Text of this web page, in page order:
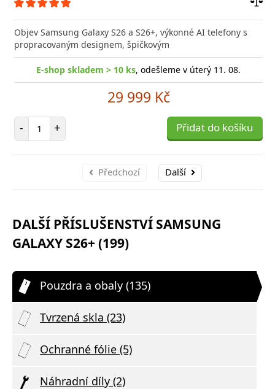
Objev Samsung Galaxy S26 a S26+, výkonné AI telefony s
propracovaným designem, špičkovým
E-shop skladem > 10 ks, odešleme v úterý 11. 08.
29 999 Kč
- Počet položek
+ Přidat do košíku
Předchozí Další
DALŠÍ PŘÍSLUŠENSTVÍ SAMSUNG
GALAXY S26+ (199)
Pouzdra a obaly (135)
Tvrzená skla (23)
Ochranné fólie (5)
Náhradní díly (2)